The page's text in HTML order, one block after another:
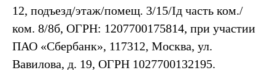
12, подъезд/этаж/помещ. 3/15/Iд часть ком./
ком. 8/8б, ОГРН: 1207700175814, при участии
ПАО «Сбербанк», 117312, Москва, ул.
Вавилова, д. 19, ОГРН 1027700132195.